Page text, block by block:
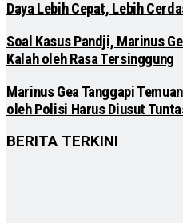
Daya Lebih Cepat, Lebih
Soal Kasus Pandji, Marinus
Kalah oleh Rasa Tersinggung
Marinus Gea Tanggapi
oleh Polisi Harus Diusut
BERITA TERKINI